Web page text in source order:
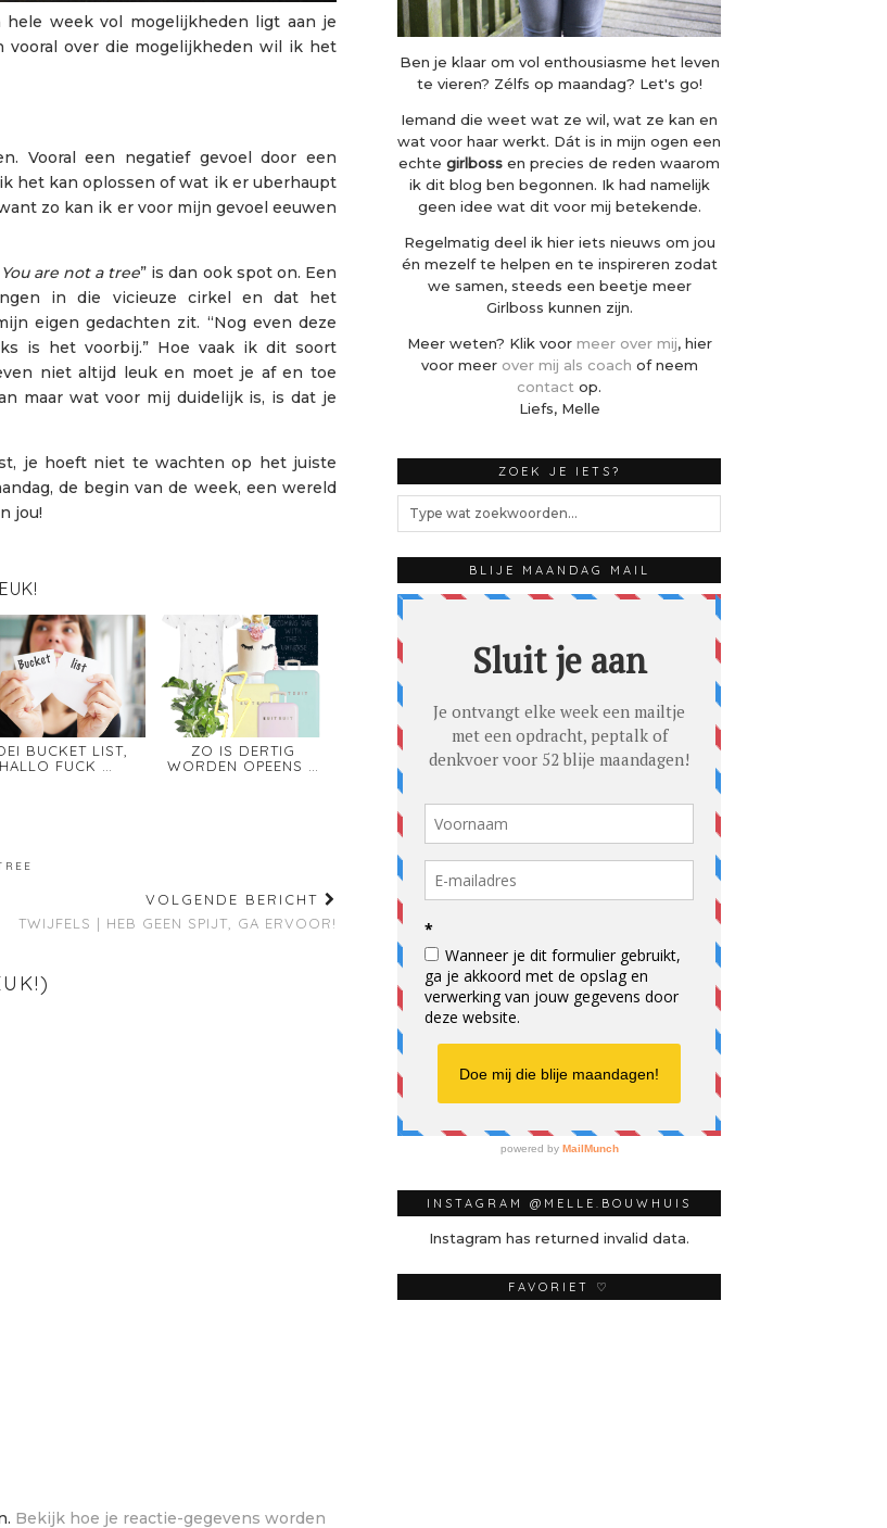
hele week vol mogelijkheden ligt aan je
vooral over die mogelijkheden wil ik het
Vooral een negatief gevoel door een
het kan oplossen of wat ik er uberhaupt
zo kan ik er voor mijn gevoel eeuwen
are not a tree” is dan ook spot on. Een
in die vicieuze cirkel en dat het
eigen gedachten zit. “Nog even deze
is het voorbij.” Hoe vaak ik dit soort
niet altijd leuk en moet je af en toe
maar wat voor mij duidelijk is, is dat je
je hoeft niet te wachten op het juiste
de begin van de week, een wereld
jou!
BUCKET LIST,
HALLO FUCK …
ZO IS DERTIG
WORDEN OPEENS …
VOLGENDE BERICHT
TWIJFELS | HEB GEEN SPIJT, GA ERVOOR!
Bekijk hoe je reactie-gegevens worden
Ben je klaar om vol enthousiasme het leven
te vieren? Zélfs op maandag? Let's go!
Iemand die weet wat ze wil, wat ze kan en
wat voor haar werkt. Dát is in mijn ogen een
echte girlboss en precies de reden waarom
ik dit blog ben begonnen. Ik had namelijk
geen idee wat dit voor mij betekende.
Regelmatig deel ik hier iets nieuws om jou
én mezelf te helpen en te inspireren zodat
we samen, steeds een beetje meer
Girlboss kunnen zijn.
Meer weten? Klik voor meer over mij, hier
voor meer over mij als coach of neem
contact op.
Liefs, Melle
ZOEK JE IETS?
BLIJE MAANDAG MAIL
INSTAGRAM @MELLE.BOUWHUIS
Instagram has returned invalid data.
FAVORIET ♡